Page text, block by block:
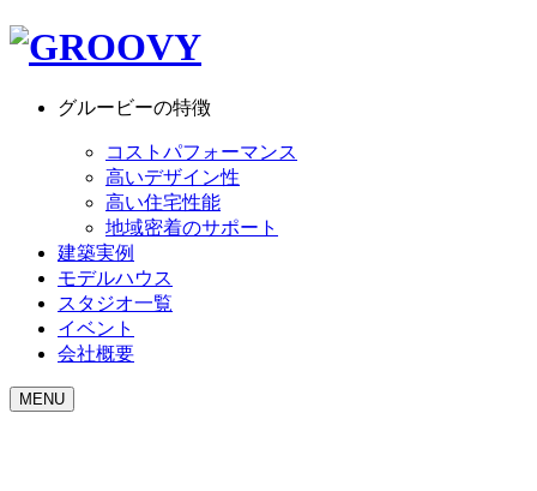
グルービーの特徴
コストパフォーマンス
高いデザイン性
高い住宅性能
地域密着のサポート
建築実例
モデルハウス
スタジオ一覧
イベント
会社概要
MENU